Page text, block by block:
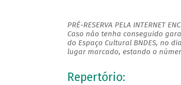
PRÉ-RESERVA PELA INTERNET
Caso não tenha conseguido
do Espaço Cultural BNDES, no
lugar marcado, estando o
Repertório: